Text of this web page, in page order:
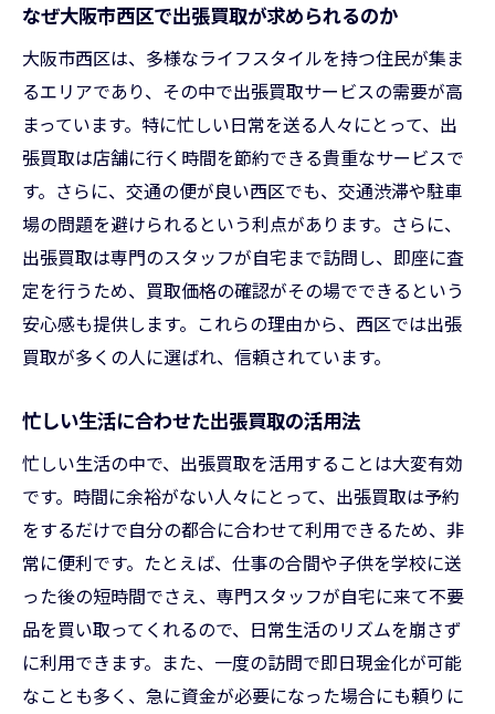
イント
信頼できる出張買取業者の見極め方
安全に出張買取を利用するためのチェック
ポイント
高額査定を引き出すためのコツ
利用者の口コミを参考にしたサービス選び
大阪市西区で評判の良い出張買取業者とは
契約前に確認すべき重要事項
出張買取の進化を支える技術大阪市西区の最新
動向
オンライン査定の利便性と信頼性
技術革新がもたらす出張買取の未来
大阪市西区で進化する買取サービスとは
革新的技術で精度を増す査定方法
未来の出張買取サービスの可能性
大阪市西区住民に聞く出張買取がもたらすメリ
ット
住民が感じるリアルな利点と効果
なぜ大阪市西区で出張買取が求められるのか
大阪市西区は、多様なライフスタイルを持つ住民が集ま
るエリアであり、その中で出張買取サービスの需要が高
まっています。特に忙しい日常を送る人々にとって、出
張買取は店舗に行く時間を節約できる貴重なサービスで
す。さらに、交通の便が良い西区でも、交通渋滞や駐車
場の問題を避けられるという利点があります。さらに、
出張買取は専門のスタッフが自宅まで訪問し、即座に査
定を行うため、買取価格の確認がその場でできるという
安心感も提供します。これらの理由から、西区では出張
買取が多くの人に選ばれ、信頼されています。
忙しい生活に合わせた出張買取の活用法
忙しい生活の中で、出張買取を活用することは大変有効
です。時間に余裕がない人々にとって、出張買取は予約
をするだけで自分の都合に合わせて利用できるため、非
常に便利です。たとえば、仕事の合間や子供を学校に送
った後の短時間でさえ、専門スタッフが自宅に来て不要
品を買い取ってくれるので、日常生活のリズムを崩さず
に利用できます。また、一度の訪問で即日現金化が可能
なことも多く、急に資金が必要になった場合にも頼りに